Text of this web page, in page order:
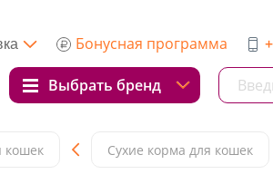
Бонусная программа
Выбрать бренд
кошек Сухие корма для кошек